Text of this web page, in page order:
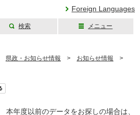
Foreign Languages
検索 メニュー
県政・お知らせ情報 > お知らせ情報 >
本年度以前のデータをお探しの場合は、